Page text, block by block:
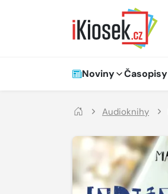
Hlavní navigace
Noviny Časopisy
Audioknihy